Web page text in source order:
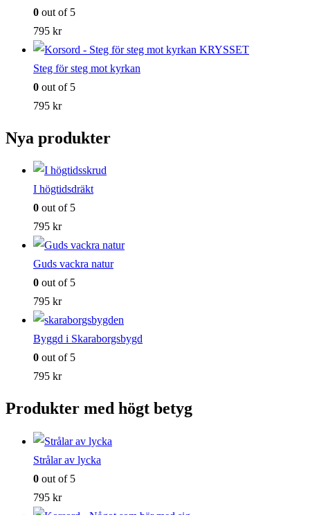
0 out of 5
795 kr
Steg för steg mot kyrkan
0 out of 5
795 kr
Nya produkter
I högtidsdräkt
0 out of 5
795 kr
Guds vackra natur
0 out of 5
795 kr
Byggd i Skaraborgsbygd
0 out of 5
795 kr
Produkter med högt betyg
Strålar av lycka
0 out of 5
795 kr